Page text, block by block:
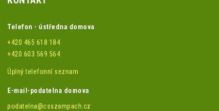
Telefon - ústředna domova
+420 465 618 184
+420 603 569 564
Úplný telefonní seznam
E-mail-podatelna domova
podatelna@csszampach.cz